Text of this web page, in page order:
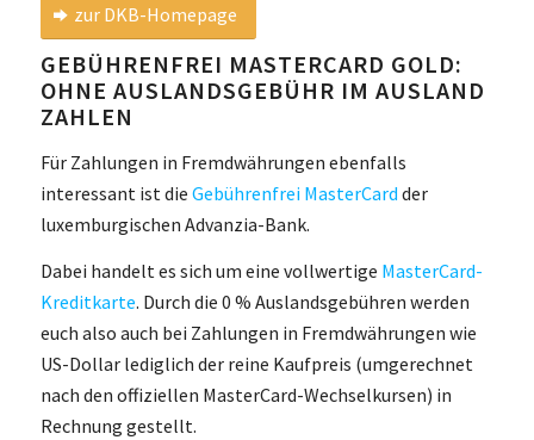
zur DKB-Homepage
GEBÜHRENFREI MASTERCARD GOLD:
OHNE AUSLANDSGEBÜHR IM AUSLAND
ZAHLEN
Für Zahlungen in Fremdwährungen ebenfalls
interessant ist die Gebührenfrei MasterCard der
luxemburgischen Advanzia-Bank.
Dabei handelt es sich um eine vollwertige MasterCard-
Kreditkarte. Durch die 0 % Auslandsgebühren werden
euch also auch bei Zahlungen in Fremdwährungen wie
US-Dollar lediglich der reine Kaufpreis (umgerechnet
nach den offiziellen MasterCard-Wechselkursen) in
Rechnung gestellt.